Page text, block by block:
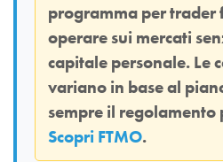
programma per trader
operare sui mercati
capitale personale. Le
variano in base al
sempre il regolamento
Scopri FTMO.